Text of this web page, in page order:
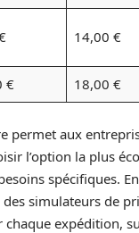
14,00 €
€ 18,00 €
permet aux
l’option la plus
spécifiques.
des simulateurs de
expédition,